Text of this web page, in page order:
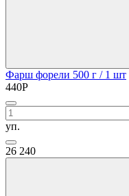
Фарш форели 500 г / 1 шт
440Р
уп.
26 240